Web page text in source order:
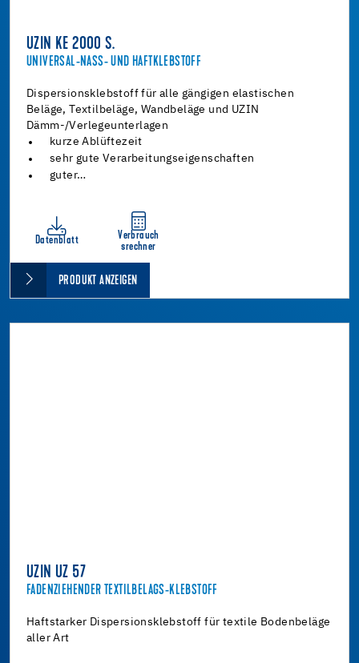
UZIN KE 2000 S.
UNIVERSAL-NASS- UND HAFTKLEBSTOFF
Dispersionsklebstoff für alle gängigen elastischen
Beläge, Textilbeläge, Wandbeläge und UZIN
Dämm-/Verlegeunterlagen
kurze Ablüftezeit
sehr gute Verarbeitungseigenschaften
guter…
Datenblatt
Verbrauch
srechner
PRODUKT ANZEIGEN
UZIN UZ 57
FADENZIEHENDER TEXTILBELAGS-KLEBSTOFF
Haftstarker Dispersionsklebstoff für textile Bodenbeläge
aller Art